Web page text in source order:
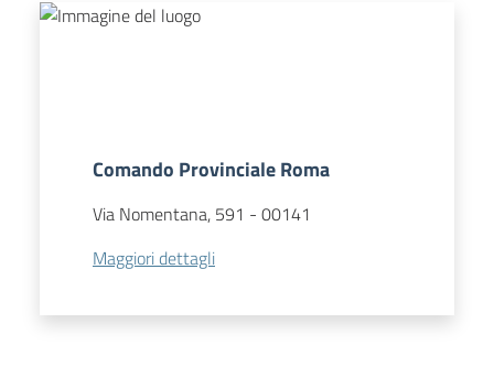
Comando Provinciale Roma
Via Nomentana, 591 - 00141
Maggiori dettagli